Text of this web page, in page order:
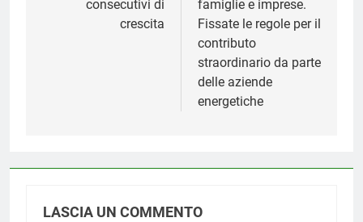
consecutivi di
crescita
famiglie e imprese.
Fissate le regole per il
contributo
straordinario da parte
delle aziende
energetiche
LASCIA UN COMMENTO